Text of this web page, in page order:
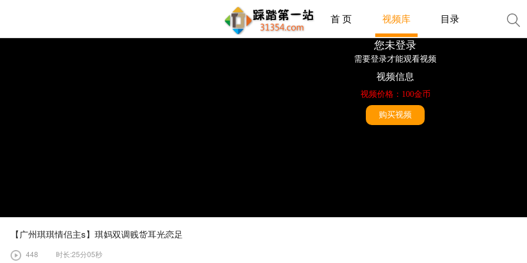
首 页 视频库 目录
【广州琪琪情侣主s】琪妈双调贱货耳光恋足
448 时长:25分05秒